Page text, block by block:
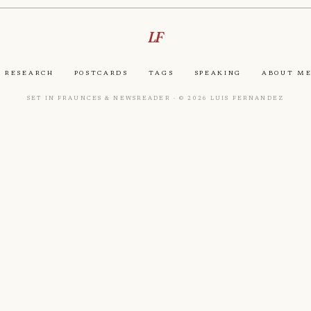
LF
Research Postcards Tags Speaking About Me
Set in Fraunces & Newsreader · © 2026 Luis Fernandez